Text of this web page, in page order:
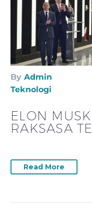
By Admin
Teknologi
ELON
RAKSASA
Read More